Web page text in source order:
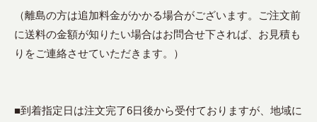
（離島の方は追加料金がかかる場合がございます。ご注文前
に送料の金額が知りたい場合はお問合せ下されば、お見積も
りをご連絡させていただきます。）
■到着指定日は注文完了6日後から受付ておりますが、地域に